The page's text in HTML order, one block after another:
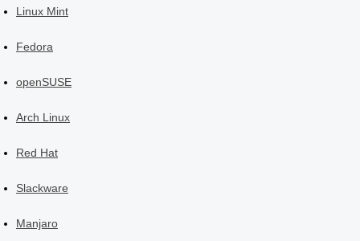
Linux Mint
Fedora
openSUSE
Arch Linux
Red Hat
Slackware
Manjaro